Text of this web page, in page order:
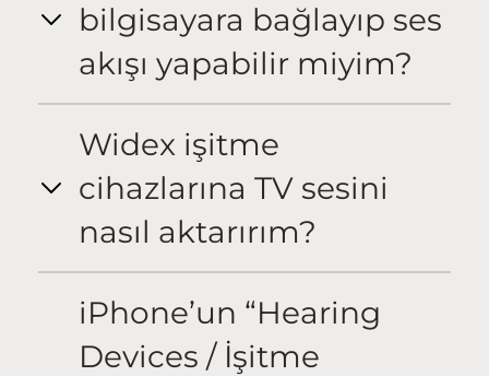
bilgisayara bağlayıp ses
akışı yapabilir miyim?
Widex işitme
cihazlarına TV sesini
nasıl aktarırım?
iPhone’un “Hearing
Devices / İşitme